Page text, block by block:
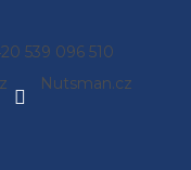
539 096 510
Nutsman.cz